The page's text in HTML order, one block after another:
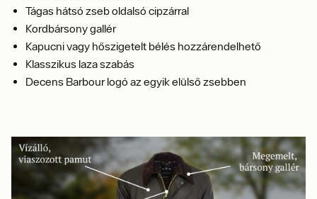
Tágas hátsó zseb oldalsó cipzárral
Kordbársony gallér
Kapucni vagy hőszigetelt bélés hozzárendelhető
Klasszikus laza szabás
Decens Barbour logó az egyik elülső zsebben